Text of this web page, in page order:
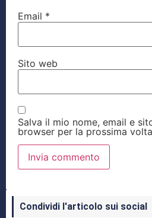
Email *
Sito web
Salva il mio nome, email e
browser per la prossima
Condividi l'articolo sui social